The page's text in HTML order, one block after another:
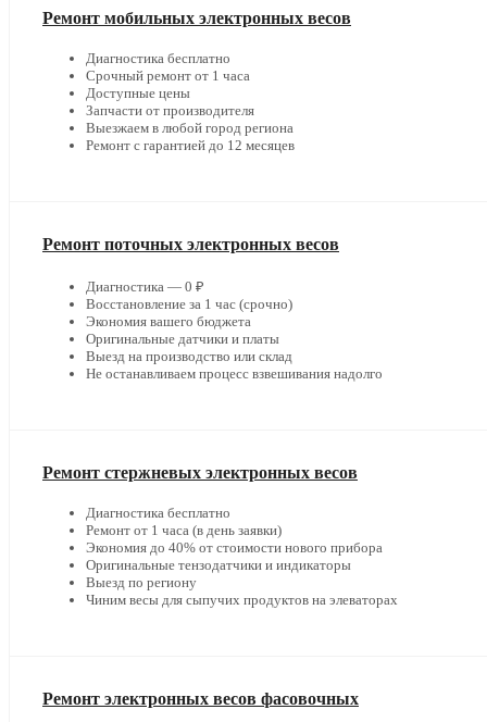
Ремонт мобильных электронных весов
Диагностика бесплатно
Срочный ремонт от 1 часа
Доступные цены
Запчасти от производителя
Выезжаем в любой город региона
Ремонт с гарантией до 12 месяцев
Ремонт поточных электронных весов
Диагностика — 0 ₽
Восстановление за 1 час (срочно)
Экономия вашего бюджета
Оригинальные датчики и платы
Выезд на производство или склад
Не останавливаем процесс взвешивания надолго
Ремонт стержневых электронных весов
Диагностика бесплатно
Ремонт от 1 часа (в день заявки)
Экономия до 40% от стоимости нового прибора
Оригинальные тензодатчики и индикаторы
Выезд по региону
Чиним весы для сыпучих продуктов на элеваторах
Ремонт электронных весов фасовочных